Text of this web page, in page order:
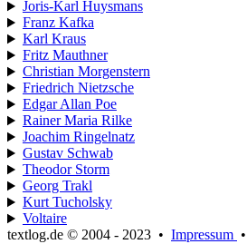
Joris-Karl Huysmans
Franz Kafka
Karl Kraus
Fritz Mauthner
Christian Morgenstern
Friedrich Nietzsche
Edgar Allan Poe
Rainer Maria Rilke
Joachim Ringelnatz
Gustav Schwab
Theodor Storm
Georg Trakl
Kurt Tucholsky
Voltaire
textlog.de © 2004 - 2023 • Impressum •